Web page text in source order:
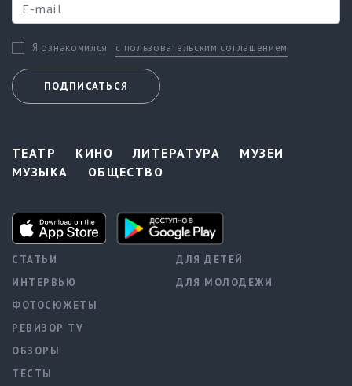
Я ознакомился с пользовательским соглашением
ПОДПИСАТЬСЯ
ТЕАТР КИНО ЛИТЕРАТУРА
МУЗЕИ
МУЗЫКА
ОБЩЕСТВО
СТАТЬИ
ИНТЕРВЬЮ
ФОТОСЮЖЕТЫ
РЕВИЗОР TV
ОБЗОРЫ
ТЕСТЫ
ДЛЯ ДЕТЕЙ
ДЛЯ МОЛОДЕЖИ